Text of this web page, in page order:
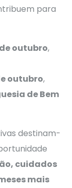
para
outubro,
outubro,
de Bem
destinam-
cuidados
mais